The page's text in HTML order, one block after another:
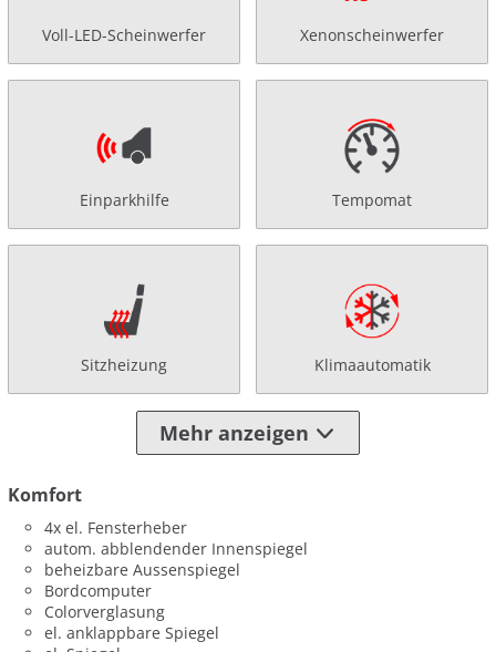
Voll-LED-Scheinwerfer Xenonscheinwerfer
Einparkhilfe Tempomat
Sitzheizung Klimaautomatik
Mehr anzeigen
Komfort
4x el. Fensterheber
autom. abblendender Innenspiegel
beheizbare Aussenspiegel
Bordcomputer
Colorverglasung
el. anklappbare Spiegel